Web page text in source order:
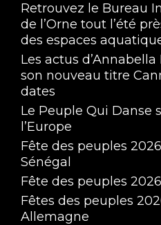
Retrouvez le Bureau
de l’Orne tout l’été
des espaces
Les actus
son nouveau titre
dates
Le Peuple Qui Danse
l’Europe
Fête des peuples
Sénégal
Fête des peuples
Fêtes des peuples
Allemagne